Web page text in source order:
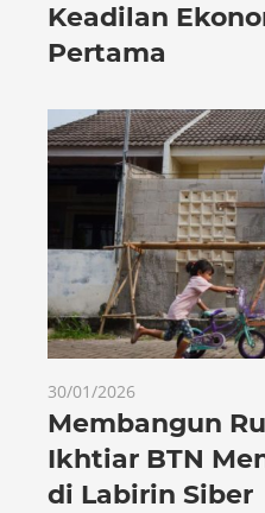
Keadilan
Pertama
30/01/2026
Membangun
Ikhtiar BTN
di Labirin Siber